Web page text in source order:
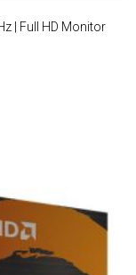
| Full HD Monitor